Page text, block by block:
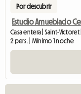
Por descubrir
Estudio Amueblado
Casa entera | Saint-Victoret
2 pers. | Mínimo 1 noche